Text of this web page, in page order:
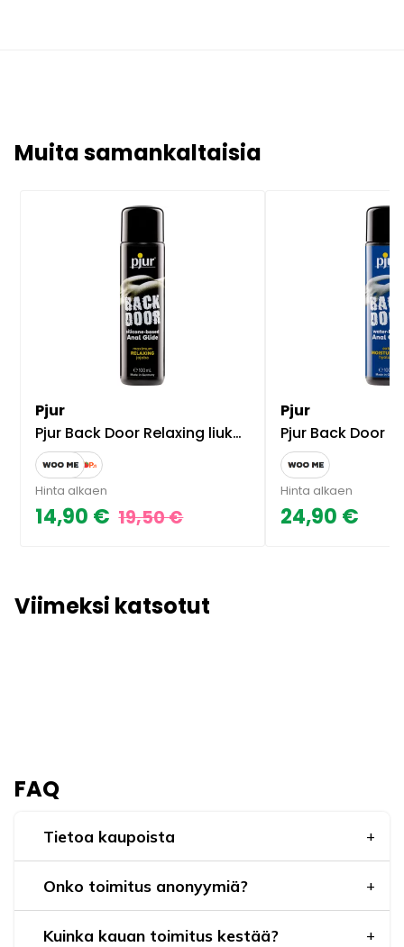
Muita samankaltaisia
Pjur
Pjur Back Door Relaxing liukuvoide anaaliseksiin
Hinta alkaen
14,90 € 19,50 €
Pjur
Pjur Back Door Kosteuttava
Hinta alkaen
24,90 €
Viimeksi katsotut
FAQ
Tietoa kaupoista
Onko toimitus anonyymiä?
Kuinka kauan toimitus kestää?